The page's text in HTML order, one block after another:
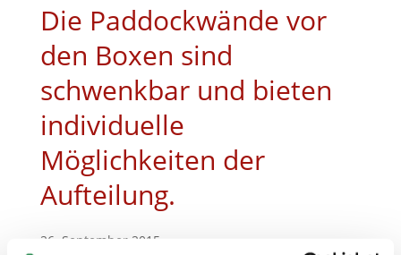
Die Paddockwände vor
den Boxen sind
schwenkbar und bieten
individuelle
Möglichkeiten der
Aufteilung.
26. September 2015